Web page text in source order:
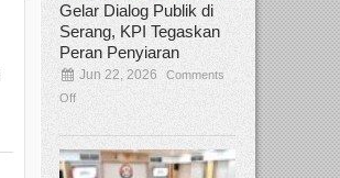
Gelar Dialog Publik di
Serang, KPI Tegaskan
Peran Penyiaran
Jun 22, 2026
Comments
Off